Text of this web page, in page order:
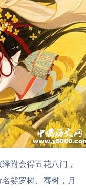
附会得五花八门，
娑罗树、骞树，月